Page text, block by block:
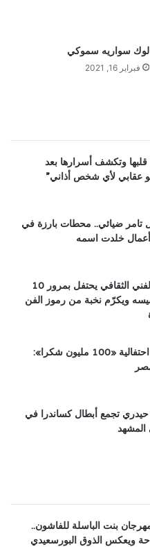
لوك سواريه سموكي
فبراير 16, 2021
وتكشف أسرارها بعد
عقابي لأي شخص أذاني”
تامر ضيائي.. محطات بارزة في
خلدت اسمه
صالون الرياض الفني الثقافي يحتفل بمرور 10
ويكرّم نخبة من رموز الفن
تامر حسني في احتفالية «100 مليون شكرا»:
هبة حيدري تجمع أبطال كساندرا في
بنت الباسلة للفاشون..
ويعكس الذوق البورسعيدي